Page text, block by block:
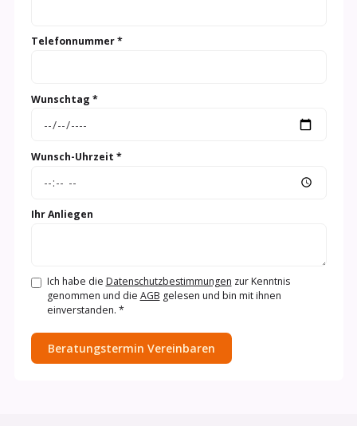
Telefonnummer *
Wunschtag *
Wunsch-Uhrzeit *
Ihr Anliegen
Ich habe die Datenschutzbestimmungen zur Kenntnis
genommen und die AGB gelesen und bin mit ihnen
einverstanden. *